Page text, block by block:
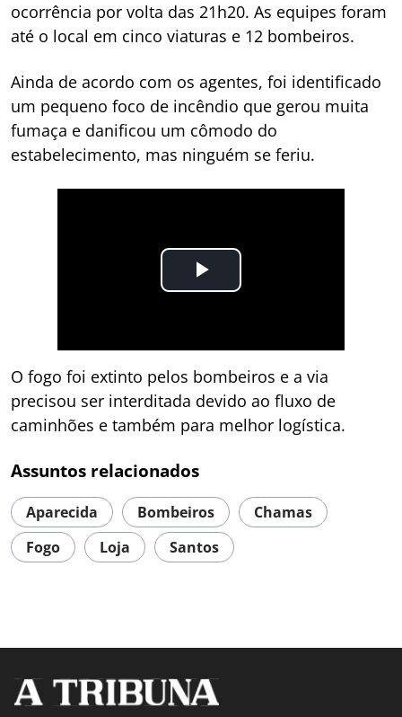
ocorrência por volta das 21h20. As equipes foram
até o local em cinco viaturas e 12 bombeiros.
Ainda de acordo com os agentes, foi identificado
um pequeno foco de incêndio que gerou muita
fumaça e danificou um cômodo do
estabelecimento, mas ninguém se feriu.
O fogo foi extinto pelos bombeiros e a via
precisou ser interditada devido ao fluxo de
caminhões e também para melhor logística.
Assuntos relacionados
Aparecida Bombeiros
Chamas
Fogo
Loja Santos